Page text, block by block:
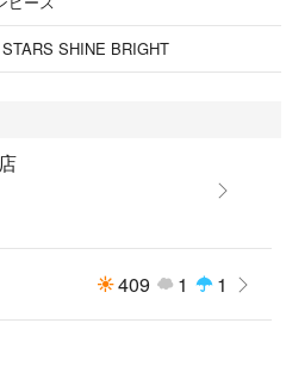
SHINE BRIGHT
409 1 1